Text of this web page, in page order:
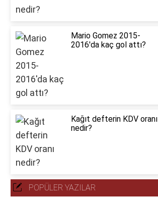
Mario Gomez 2015-
2016'da kaç gol attı?
Kağıt defterin KDV oranı
nedir?
POPÜLER YAZILAR